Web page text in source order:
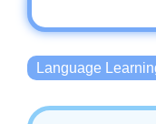
Language